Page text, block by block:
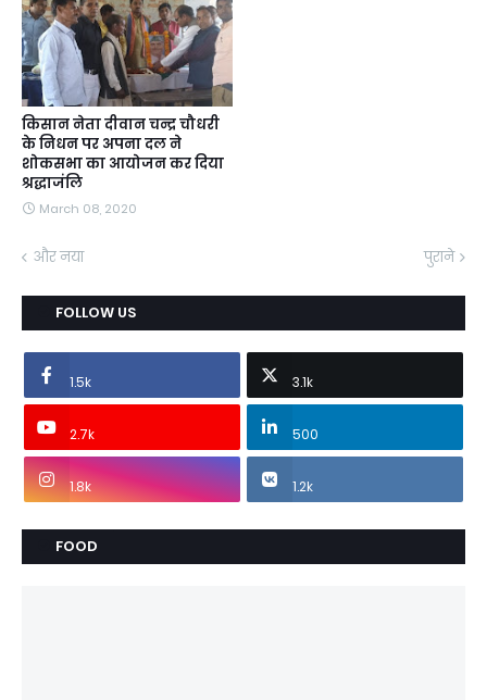
किसान नेता दीवान चन्द्र चौधरी
के निधन पर अपना दल ने
शोकसभा का आयोजन कर दिया
श्रद्धाजंलि
March 08, 2020
और नया पुराने
FOLLOW US
1.5k 3.1k
2.7k 500
1.8k 1.2k
FOOD